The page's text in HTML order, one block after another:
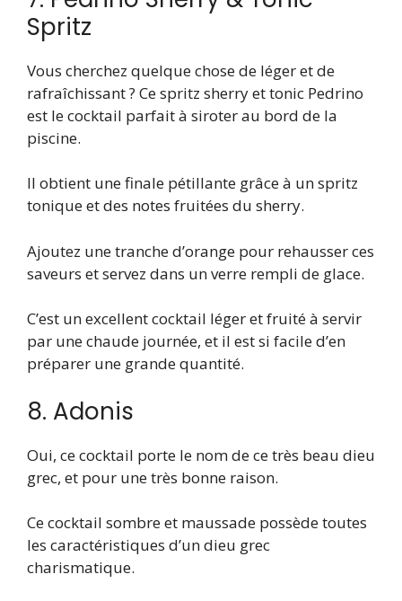
Spritz
Vous cherchez quelque chose de léger et de
rafraîchissant ? Ce spritz sherry et tonic Pedrino
est le cocktail parfait à siroter au bord de la
piscine.
Il obtient une finale pétillante grâce à un spritz
tonique et des notes fruitées du sherry.
Ajoutez une tranche d’orange pour rehausser ces
saveurs et servez dans un verre rempli de glace.
C’est un excellent cocktail léger et fruité à servir
par une chaude journée, et il est si facile d’en
préparer une grande quantité.
8. Adonis
Oui, ce cocktail porte le nom de ce très beau dieu
grec, et pour une très bonne raison.
Ce cocktail sombre et maussade possède toutes
les caractéristiques d’un dieu grec
charismatique.